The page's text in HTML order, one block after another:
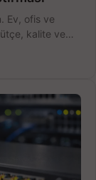
Ev, ofis ve
kalite ve